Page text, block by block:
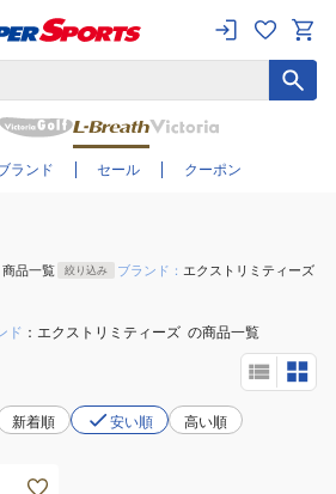
ランド セール クーポン
さらに絞り込む
商品一覧 絞り込み ブランド： エクストリミティーズ
ド エクストリミティーズ の商品一覧
新着順 安い順 高い順